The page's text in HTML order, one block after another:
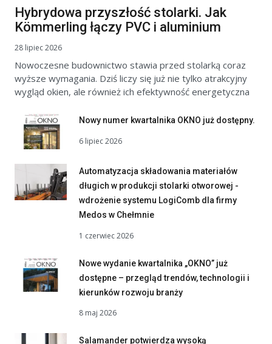
Hybrydowa przyszłość stolarki. Jak
Kömmerling łączy PVC i aluminium
28 lipiec 2026
Nowoczesne budownictwo stawia przed stolarką coraz
wyższe wymagania. Dziś liczy się już nie tylko atrakcyjny
wygląd okien, ale również ich efektywność energetyczna
Nowy numer kwartalnika OKNO już dostępny.
6 lipiec 2026
Automatyzacja składowania materiałów
długich w produkcji stolarki otworowej -
wdrożenie systemu LogiComb dla firmy
Medos w Chełmnie
1 czerwiec 2026
Nowe wydanie kwartalnika „OKNO” już
dostępne – przegląd trendów, technologii i
kierunków rozwoju branży
8 maj 2026
Salamander potwierdza wysoką